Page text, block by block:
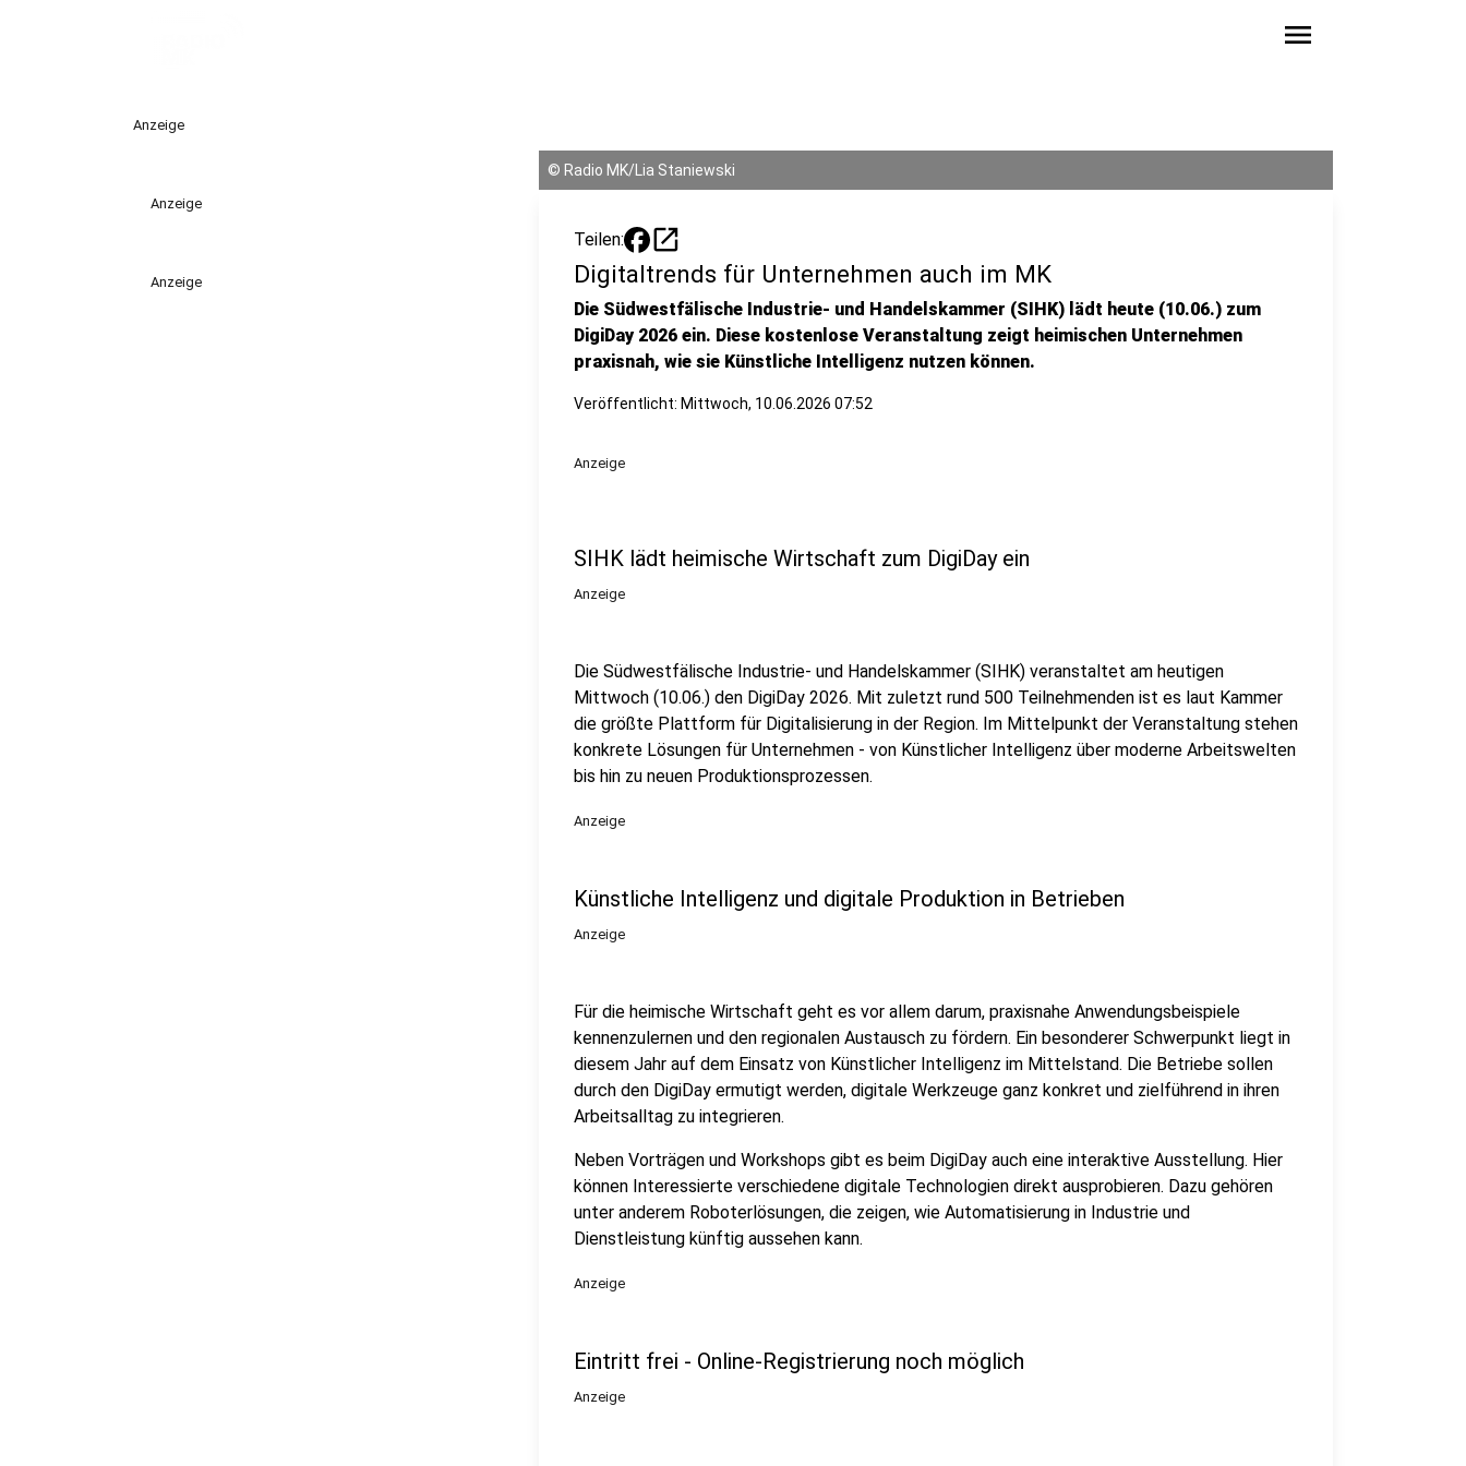
menu
Anzeige
Anzeige
Anzeige
© Radio MK/Lia Staniewski
Teilen: open_in_new
Digitaltrends für Unternehmen auch im MK
Die Südwestfälische Industrie- und Handelskammer (SIHK) lädt heute (10.06.) zum
DigiDay 2026 ein. Diese kostenlose Veranstaltung zeigt heimischen Unternehmen
praxisnah, wie sie Künstliche Intelligenz nutzen können.
Veröffentlicht: Mittwoch, 10.06.2026 07:52
Anzeige
SIHK lädt heimische Wirtschaft zum DigiDay ein
Anzeige
Die Südwestfälische Industrie- und Handelskammer (SIHK) veranstaltet am heutigen
Mittwoch (10.06.) den DigiDay 2026. Mit zuletzt rund 500 Teilnehmenden ist es laut Kammer
die größte Plattform für Digitalisierung in der Region. Im Mittelpunkt der Veranstaltung stehen
konkrete Lösungen für Unternehmen - von Künstlicher Intelligenz über moderne Arbeitswelten
bis hin zu neuen Produktionsprozessen.
Anzeige
Künstliche Intelligenz und digitale Produktion in Betrieben
Anzeige
Für die heimische Wirtschaft geht es vor allem darum, praxisnahe Anwendungsbeispiele
kennenzulernen und den regionalen Austausch zu fördern. Ein besonderer Schwerpunkt liegt in
diesem Jahr auf dem Einsatz von Künstlicher Intelligenz im Mittelstand. Die Betriebe sollen
durch den DigiDay ermutigt werden, digitale Werkzeuge ganz konkret und zielführend in ihren
Arbeitsalltag zu integrieren.
Neben Vorträgen und Workshops gibt es beim DigiDay auch eine interaktive Ausstellung. Hier
können Interessierte verschiedene digitale Technologien direkt ausprobieren. Dazu gehören
unter anderem Roboterlösungen, die zeigen, wie Automatisierung in Industrie und
Dienstleistung künftig aussehen kann.
Anzeige
Eintritt frei - Online-Registrierung noch möglich
Anzeige